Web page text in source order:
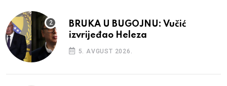
BRUKA U BUGOJNU: Vučić
izvrijeđao Heleza
5. AVGUST 2026.